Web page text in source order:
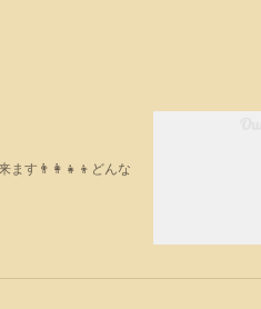
ます👨‍👩‍👧‍👦どんな